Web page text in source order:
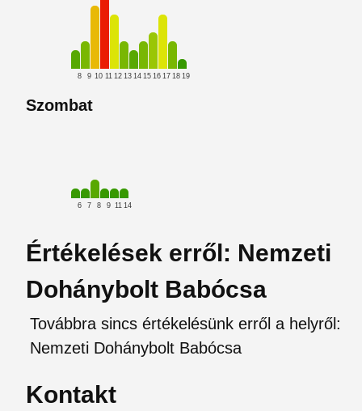
8 9 10 11 12 13 14 15 16 17 18 19
Szombat
6 7 8 9 11 14
Értékelések erről: Nemzeti
Dohánybolt Babócsa
Továbbra sincs értékelésünk erről a helyről:
Nemzeti Dohánybolt Babócsa
Kontakt